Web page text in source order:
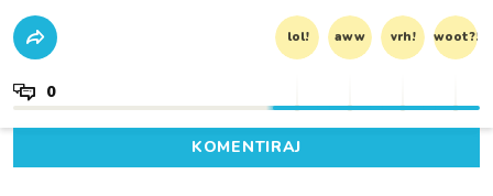
lol! aww vrh! woot?!
0
KOMENTIRAJ